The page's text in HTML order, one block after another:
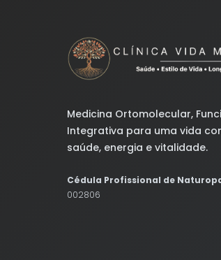
Medicina Ortomolecular,
Integrativa para uma vida
saúde, energia e vitalidade.
Cédula Profissional de
002806